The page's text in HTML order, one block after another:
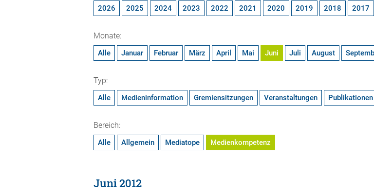
2026 2025 2024 2023 2022 2021 2020 2019 2018 2017
Monate:
Alle Januar Februar März April Mai Juni Juli August
Typ:
Alle Medieninformation Gremiensitzungen Veranstaltungen Publikationen
Bereich:
Alle Allgemein Mediatope Medienkompetenz
Juni 2012